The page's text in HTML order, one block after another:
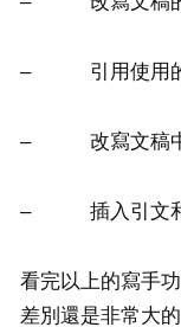
– 引用使用的
– 改寫文稿中
– 插入引文和
看完以上的寫手
差別還是非常大